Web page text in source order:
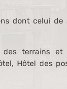
dont celui
des terrains
Hôtel des